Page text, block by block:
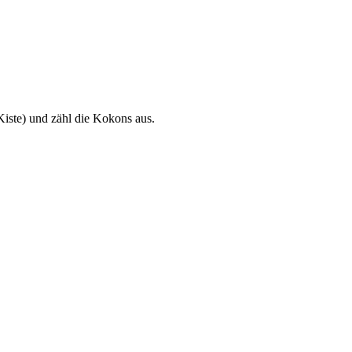
und zähl die Kokons aus.